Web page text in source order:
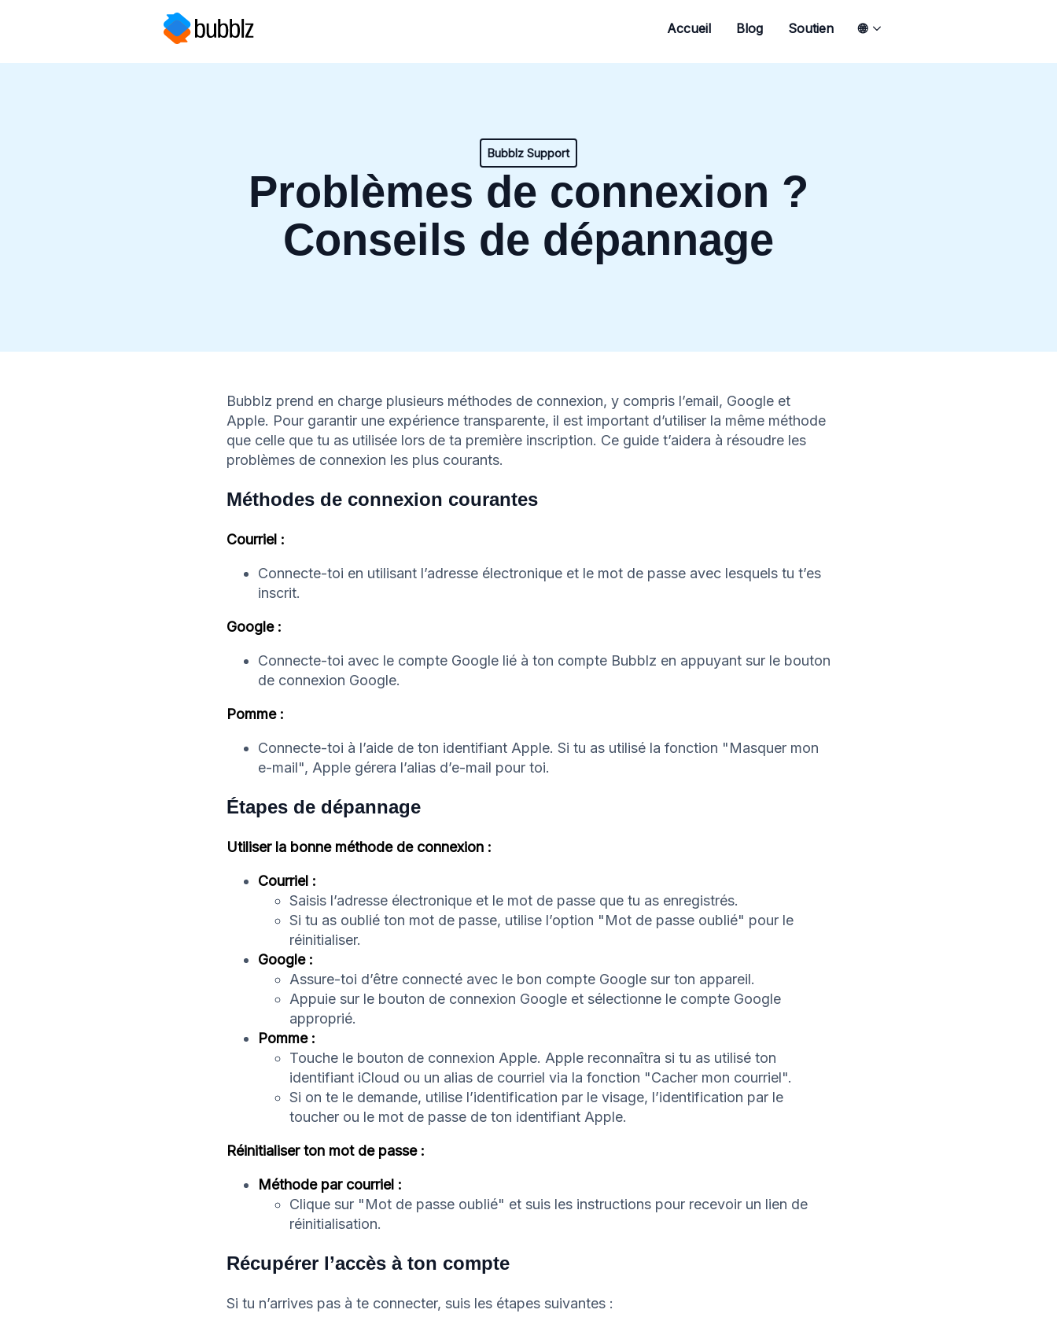
Accueil Blog Soutien 🌐
Bubblz Support
Problèmes de connexion ?
Conseils de dépannage
Bubblz prend en charge plusieurs méthodes de connexion, y compris l’email, Google et
Apple. Pour garantir une expérience transparente, il est important d’utiliser la même méthode
que celle que tu as utilisée lors de ta première inscription. Ce guide t’aidera à résoudre les
problèmes de connexion les plus courants.
Méthodes de connexion courantes
Courriel :
Connecte-toi en utilisant l’adresse électronique et le mot de passe avec lesquels tu t’es
inscrit.
Google :
Connecte-toi avec le compte Google lié à ton compte Bubblz en appuyant sur le bouton
de connexion Google.
Pomme :
Connecte-toi à l’aide de ton identifiant Apple. Si tu as utilisé la fonction "Masquer mon
e-mail", Apple gérera l’alias d’e-mail pour toi.
Étapes de dépannage
Utiliser la bonne méthode de connexion :
Courriel :
Saisis l’adresse électronique et le mot de passe que tu as enregistrés.
Si tu as oublié ton mot de passe, utilise l’option "Mot de passe oublié" pour le
réinitialiser.
Google :
Assure-toi d’être connecté avec le bon compte Google sur ton appareil.
Appuie sur le bouton de connexion Google et sélectionne le compte Google
approprié.
Pomme :
Touche le bouton de connexion Apple. Apple reconnaîtra si tu as utilisé ton
identifiant iCloud ou un alias de courriel via la fonction "Cacher mon courriel".
Si on te le demande, utilise l’identification par le visage, l’identification par le
toucher ou le mot de passe de ton identifiant Apple.
Réinitialiser ton mot de passe :
Méthode par courriel :
Clique sur "Mot de passe oublié" et suis les instructions pour recevoir un lien de
réinitialisation.
Récupérer l’accès à ton compte
Si tu n’arrives pas à te connecter, suis les étapes suivantes :